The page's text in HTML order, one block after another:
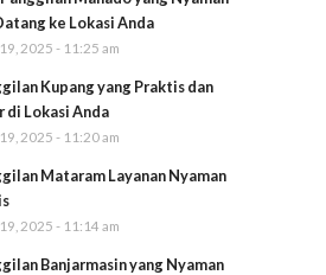
ke Lokasi Anda
2025 - 11:25 am
Kupang yang Praktis dan
di Lokasi Anda
2025 - 11:20 am
Mataram Layanan Nyaman
2025 - 11:14 am
Banjarmasin yang Nyaman